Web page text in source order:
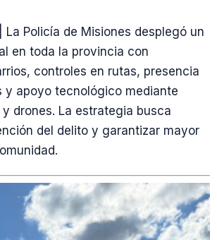
La Policía de Misiones desplegó un
en toda la provincia con
controles en rutas, presencia
y apoyo tecnológico mediante
y drones. La estrategia busca
del delito y garantizar mayor